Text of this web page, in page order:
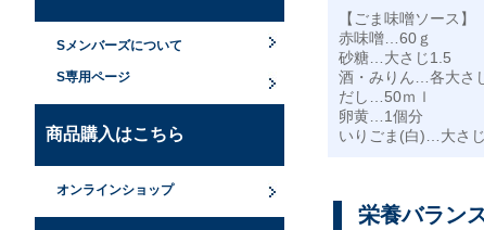
Sメンバーズについて
S専用ページ
商品購入はこちら
オンラインショップ
【ごま味噌ソース】
赤味噌…60ｇ
砂糖…大さじ1.5
酒・みりん…各大さ
だし…50ｍｌ
卵黄…1個分
いりごま(白)…大さ
栄養バラン